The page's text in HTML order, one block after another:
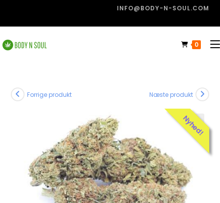
INFO@BODY-N-SOUL.COM
0
Forrige produkt Næste produkt
🔍
Nyhed!